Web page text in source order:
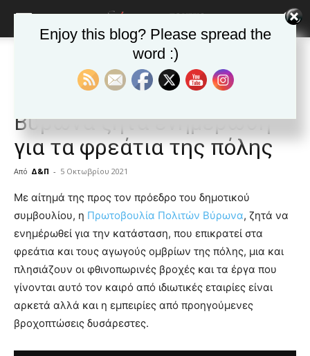
Ανακοινώσεις - Δελτία τύπου
Ανακοινώσεις - Δελτία τύπου Δημοφιλή άρθρα
Η Πρωτοβουλία Πολιτών
Βύρωνα ζητά ενημέρωση
για τα φρεάτια της πόλης
Από Δ&Π - 5 Οκτωβρίου 2021
blonde
lesbians
very
hot
cam
show.desi
xxx
lyons
teaches
Με αίτημά της προς τον πρόεδρο του δημοτικού
συμβουλίου, η Πρωτοβουλία Πολιτών Βύρωνα, ζητά να
ενημέρωθεί για την κατάσταση, που επικρατεί στα
φρεάτια και τους αγωγούς ομβρίων της πόλης, μια και
πλησιάζουν οι φθινοπωρινές βροχές και τα έργα που
γίνονται αυτό τον καιρό από ιδιωτικές εταιρίες είναι
αρκετά αλλά και η εμπειρίες από προηγούμενες
βροχοπτώσεις δυσάρεστες.
Enjoy this blog? Please spread the
word :)